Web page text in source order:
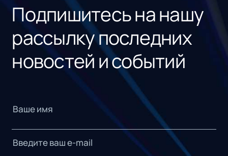
Подпишитесь на нашу
рассылку последних
новостей и событий